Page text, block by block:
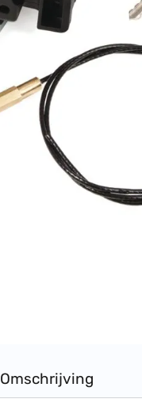
Omschrijving